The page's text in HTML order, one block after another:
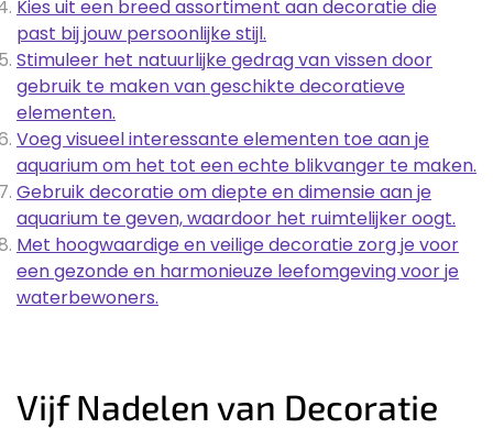
Kies uit een breed assortiment aan decoratie die
past bij jouw persoonlijke stijl.
Stimuleer het natuurlijke gedrag van vissen door
gebruik te maken van geschikte decoratieve
elementen.
Voeg visueel interessante elementen toe aan je
aquarium om het tot een echte blikvanger te maken.
Gebruik decoratie om diepte en dimensie aan je
aquarium te geven, waardoor het ruimtelijker oogt.
Met hoogwaardige en veilige decoratie zorg je voor
een gezonde en harmonieuze leefomgeving voor je
waterbewoners.
Vijf Nadelen van Decoratie